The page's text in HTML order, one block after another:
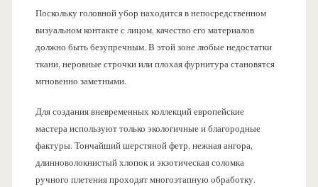
Поскольку головной убор находится в непосредственном
визуальном контакте с лицом, качество его материалов
должно быть безупречным. В этой зоне любые недостатки
ткани, неровные строчки или плохая фурнитура становятся
мгновенно заметными.
Для создания вневременных коллекций европейские
мастера используют только экологичные и благородные
фактуры. Тончайший шерстяной фетр, нежная ангора,
длинноволокнистый хлопок и экзотическая соломка
ручного плетения проходят многоэтапную обработку.